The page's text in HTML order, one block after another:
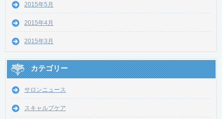
2015年5月
2015年4月
2015年3月
カテゴリー
サロンニュース
スキャルプケア